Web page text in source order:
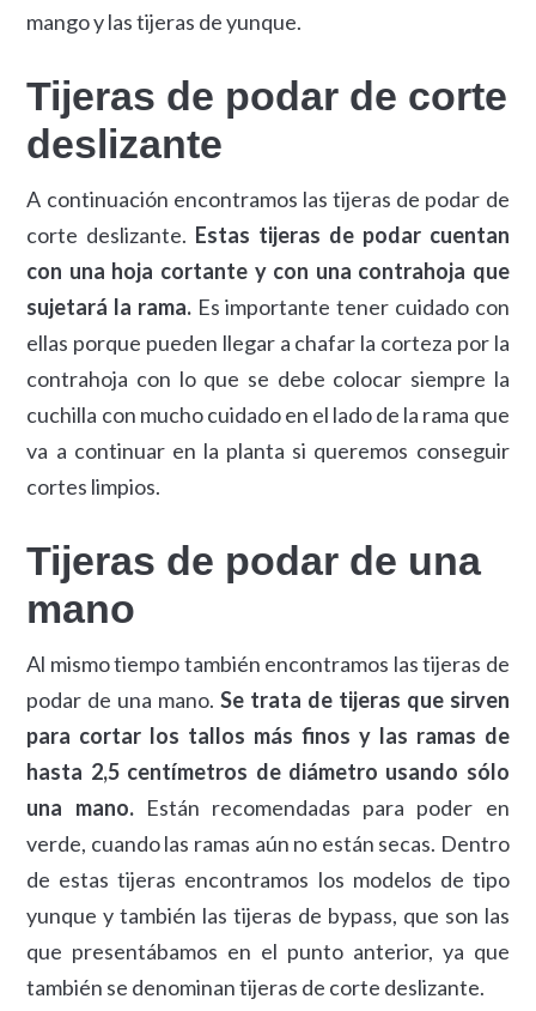
mango y las tijeras de yunque.
Tijeras de podar de corte
deslizante
A continuación encontramos las tijeras de podar de
corte deslizante. Estas tijeras de podar cuentan
con una hoja cortante y con una contrahoja que
sujetará la rama.Es importante tener cuidado con
ellas porque pueden llegar a chafar la corteza por la
contrahoja con lo que se debe colocar siempre la
cuchilla con mucho cuidado en el lado de la rama que
va a continuar en la planta si queremos conseguir
cortes limpios.
Tijeras de podar de una
mano
Al mismo tiempo también encontramos las tijeras de
podar de una mano.Se trata de tijeras que sirven
para cortar los tallos más finos y las ramas de
hasta 2,5 centímetros de diámetro usando sólo
una mano.Están recomendadas para poder en
verde, cuando las ramas aún no están secas. Dentro
de estas tijeras encontramos los modelos de tipo
yunque y también las tijeras de bypass, que son las
que presentábamos en el punto anterior, ya que
también se denominan tijeras de corte deslizante.